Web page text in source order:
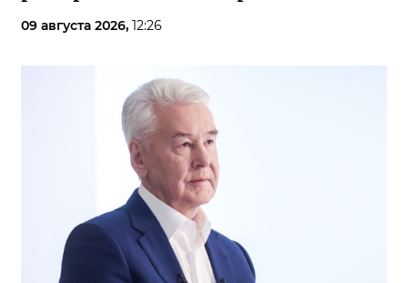
09 августа 2026, 12:26